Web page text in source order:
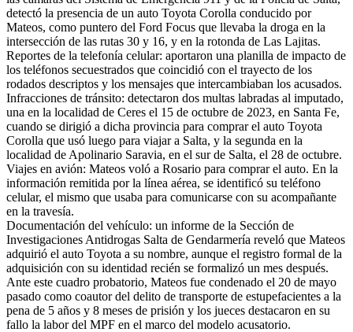
detectó la presencia de un auto Toyota Corolla conducido por
Mateos, como puntero del Ford Focus que llevaba la droga en la
intersección de las rutas 30 y 16, y en la rotonda de Las Lajitas.
Reportes de la telefonía celular: aportaron una planilla de impacto de
los teléfonos secuestrados que coincidió con el trayecto de los
rodados descriptos y los mensajes que intercambiaban los acusados.
Infracciones de tránsito: detectaron dos multas labradas al imputado,
una en la localidad de Ceres el 15 de octubre de 2023, en Santa Fe,
cuando se dirigió a dicha provincia para comprar el auto Toyota
Corolla que usó luego para viajar a Salta, y la segunda en la
localidad de Apolinario Saravia, en el sur de Salta, el 28 de octubre.
Viajes en avión: Mateos voló a Rosario para comprar el auto. En la
información remitida por la línea aérea, se identificó su teléfono
celular, el mismo que usaba para comunicarse con su acompañante
en la travesía.
Documentación del vehículo: un informe de la Sección de
Investigaciones Antidrogas Salta de Gendarmería reveló que Mateos
adquirió el auto Toyota a su nombre, aunque el registro formal de la
adquisición con su identidad recién se formalizó un mes después.
Ante este cuadro probatorio, Mateos fue condenado el 20 de mayo
pasado como coautor del delito de transporte de estupefacientes a la
pena de 5 años y 8 meses de prisión y los jueces destacaron en su
fallo la labor del MPF en el marco del modelo acusatorio.